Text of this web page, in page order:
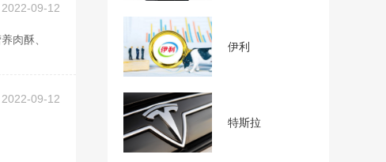
2022-09-12
2022-09-12
伊利
特斯拉